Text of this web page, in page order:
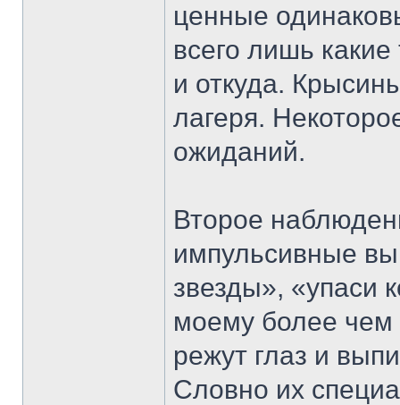
ценные
всего лишь
и откуда.
лагеря.
ожиданий.
Второе
импульсивные
звезды», «упаси
моему более
режут глаз и
Словно их